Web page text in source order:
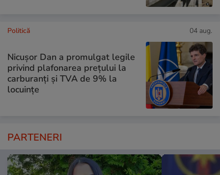
Politică 04 aug.
Nicușor Dan a promulgat legile
privind plafonarea prețului la
carburanți și TVA de 9% la
locuințe
PARTENERI